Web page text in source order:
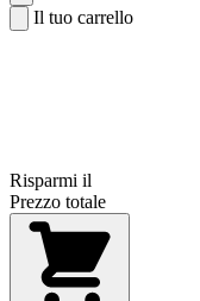
Il tuo carrello
Risparmi il
Prezzo totale